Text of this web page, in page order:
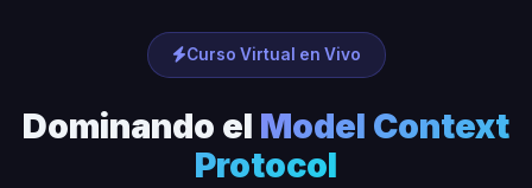
Curso Virtual en Vivo
Dominando el Model Context
Protocol